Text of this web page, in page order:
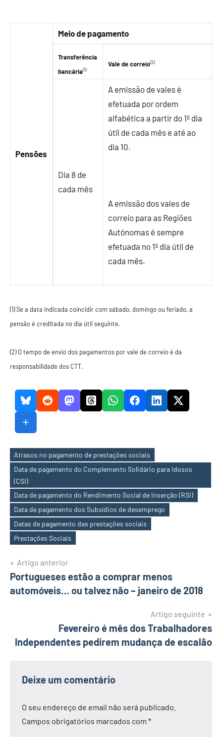
Pensões
Meio de pagamento
Transferência
bancária(1)
Vale de correio(2)
Dia 8 de
cada mês
A emissão de vales é
efetuada por ordem
alfabética a partir do 1º dia
útil de cada mês e até ao
dia 10.
A emissão dos vales de
correio para as Regiões
Autónomas é sempre
efetuada no 1º dia útil de
cada mês.
(1) Se a data indicada coincidir com sábado, domingo ou feriado, a
pensão é creditada no dia útil seguinte.
(2) O tempo de envio dos pagamentos por vale de correio é da
responsabilidade dos CTT.
Etiquetas
Atrasos no pagamento de prestações sociais
Data de pagamento do Complemento Solidário para Idosos
(CSI)
Data de pagamento do Rendimento Social de Inserção (RSI)
Data de pagamento dos Subsídios de desemprego
Datas de pagamento das prestações sociais
Prestações Sociais
Navegação
de
Artigo anterior
Portugueses estão a comprar menos
automóveis… ou talvez não – janeiro de 2018
Artigo seguinte
Fevereiro é mês dos Trabalhadores
Independentes pedirem mudança de escalão
Deixe um comentário
O seu endereço de email não será publicado.
Campos obrigatórios marcados com *